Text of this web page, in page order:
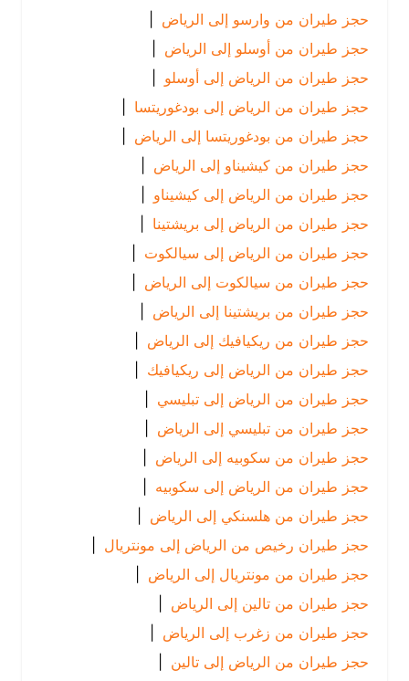
حجز طيران من وارسو إلى الرياض
|
حجز طيران من أوسلو إلى الرياض
|
حجز طيران من الرياض إلى أوسلو
|
حجز طيران من الرياض إلى بودغوريتسا
|
حجز طيران من بودغوريتسا إلى الرياض
|
حجز طيران من كيشيناو إلى الرياض
|
حجز طيران من الرياض إلى كيشيناو |
حجز طيران من الرياض إلى بريشتينا |
حجز طيران من الرياض إلى سيالكوت |
حجز طيران من سيالكوت إلى الرياض
|
حجز طيران من بريشتينا إلى الرياض
|
حجز طيران من ريكيافيك إلى الرياض
|
حجز طيران من الرياض إلى ريكيافيك |
حجز طيران من الرياض إلى تبليسي |
حجز طيران من تبليسي إلى الرياض
|
حجز طيران من سكوبيه إلى الرياض
|
حجز طيران من الرياض إلى سكوبيه |
حجز طيران من هلسنكي إلى الرياض
|
حجز طيران رخيص من الرياض إلى مونتريال |
حجز طيران من مونتريال إلى الرياض
|
حجز طيران من تالين إلى الرياض
|
حجز طيران من زغرب إلى الرياض
|
حجز طيران من الرياض إلى تالين
|